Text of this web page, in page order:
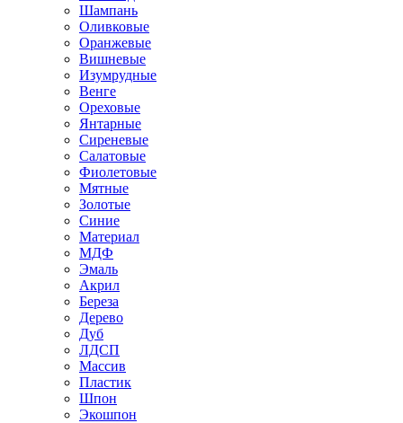
Шампань
Оливковые
Оранжевые
Вишневые
Изумрудные
Венге
Ореховые
Янтарные
Сиреневые
Салатовые
Фиолетовые
Мятные
Золотые
Синие
Материал
МДФ
Эмаль
Акрил
Береза
Дерево
Дуб
ЛДСП
Массив
Пластик
Шпон
Экошпон